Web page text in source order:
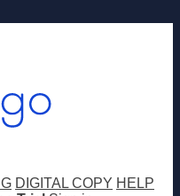
DIGITAL COPY HELP